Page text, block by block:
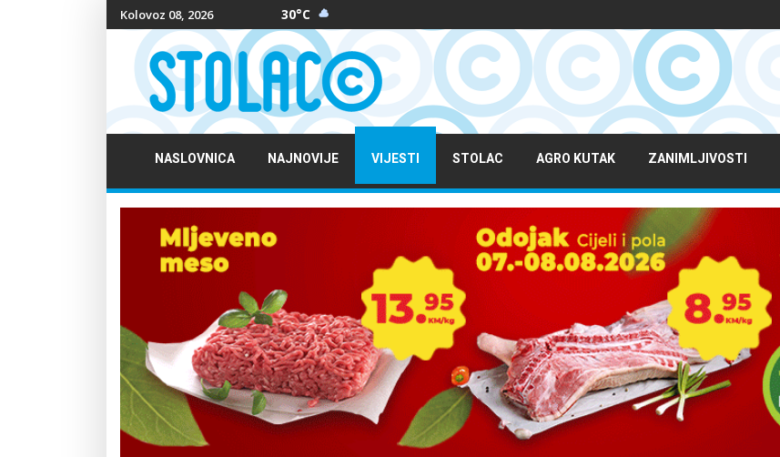
Kolovoz 08, 2026 30°C
NASLOVNICA NAJNOVIJE VIJESTI STOLAC AGRO KUTAK ZANIMLJIVOSTI